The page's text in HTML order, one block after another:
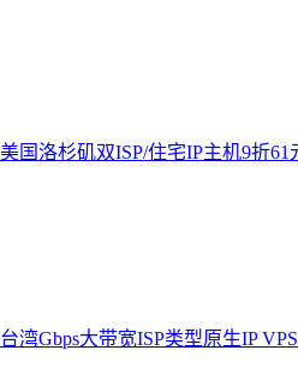
国洛杉矶双ISP/住宅IP主机9折
湾Gbps大带宽ISP类型原生IP